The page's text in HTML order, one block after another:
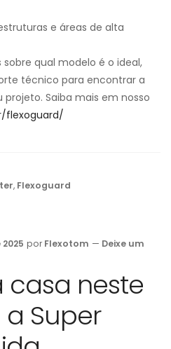
e áreas de alta
qual modelo é o ideal,
técnico para encontrar a
Saiba mais em nosso
flexoguard/
, Flexoguard
por Flexotom — Deixe um
casa neste
Super